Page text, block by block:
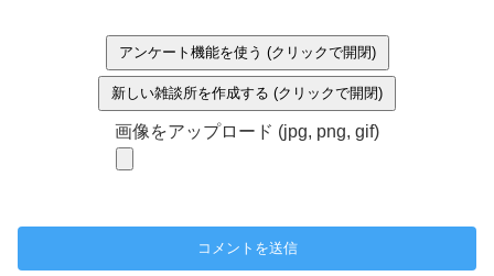
アンケート機能を使う (クリックで開閉)
新しい雑談所を作成する (クリックで開閉)
画像をアップロード (jpg, png, gif)